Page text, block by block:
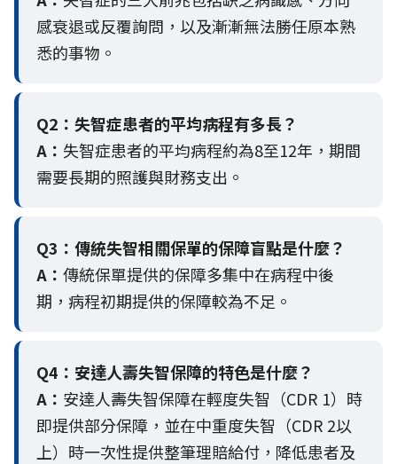
感衰退或反覆詢問，以及漸漸無法勝任原本熟
悉的事物。
Q2： 失智症患者的平均病程有多長？
A： 失智症患者的平均病程約為8至12年，期間
需要長期的照護與財務支出。
Q3： 傳統失智相關保單的保障盲點是什麼？
A： 傳統保單提供的保障多集中在病程中後
期，病程初期提供的保障較為不足。
Q4： 安達人壽失智保障的特色是什麼？
A： 安達人壽失智保障在輕度失智（CDR 1）時
即提供部分保障，並在中重度失智（CDR 2以
上）時一次性提供整筆理賠給付，降低患者及